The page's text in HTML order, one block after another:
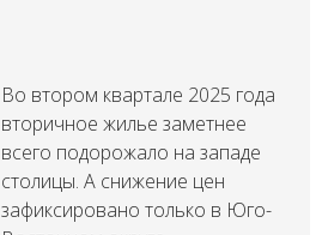
Во втором квартале 2025 года
вторичное жилье заметнее
всего подорожало на западе
столицы. А снижение цен
зафиксировано только в Юго-